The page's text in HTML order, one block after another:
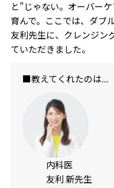
と”じゃない。オーバー
育んで。ここでは、ダブ
友利先生に、クレンジン
ていただきました。
■教えてくれたのは....
内科医
友利 新先生